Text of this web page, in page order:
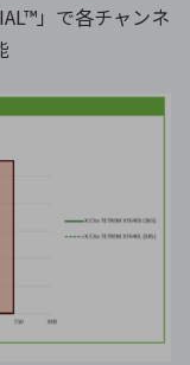
」で各チャンネ